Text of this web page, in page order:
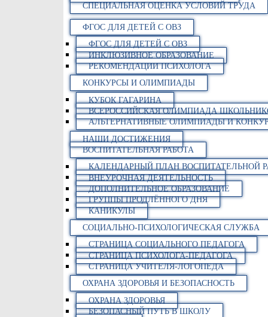
СПЕЦИАЛЬНАЯ ОЦЕНКА УСЛОВИЙ ТРУДА
ФГОС ДЛЯ ДЕТЕЙ С ОВЗ
ФГОС ДЛЯ ДЕТЕЙ С ОВЗ
ИНКЛЮЗИВНОЕ ОБРАЗОВАНИЕ
РЕКОМЕНДАЦИИ ПСИХОЛОГА
КОНКУРСЫ И ОЛИМПИАДЫ
КУБОК ГАГАРИНА
ВСЕРОССИЙСКАЯ ОЛИМПИАДА
АЛЬТЕРНАТИВНЫЕ ОЛИМПИАДЫ И
НАШИ ДОСТИЖЕНИЯ
ВОСПИТАТЕЛЬНАЯ РАБОТА
КАЛЕНДАРНЫЙ ПЛАН ВОСПИТАТЕЛЬНОЙ
ВНЕУРОЧНАЯ ДЕЯТЕЛЬНОСТЬ
ДОПОЛНИТЕЛЬНОЕ ОБРАЗОВАНИЕ
ГРУППЫ ПРОДЛЁННОГО ДНЯ
КАНИКУЛЫ
СОЦИАЛЬНО-ПСИХОЛОГИЧЕСКАЯ СЛУЖБА
СТРАНИЦА СОЦИАЛЬНОГО ПЕДАГОГА
СТРАНИЦА ПСИХОЛОГА-ПЕДАГОГА
СТРАНИЦА УЧИТЕЛЯ-ЛОГОПЕДА
ОХРАНА ЗДОРОВЬЯ И БЕЗОПАСНОСТЬ
ОХРАНА ЗДОРОВЬЯ
БЕЗОПАСНЫЙ ПУТЬ В ШКОЛУ